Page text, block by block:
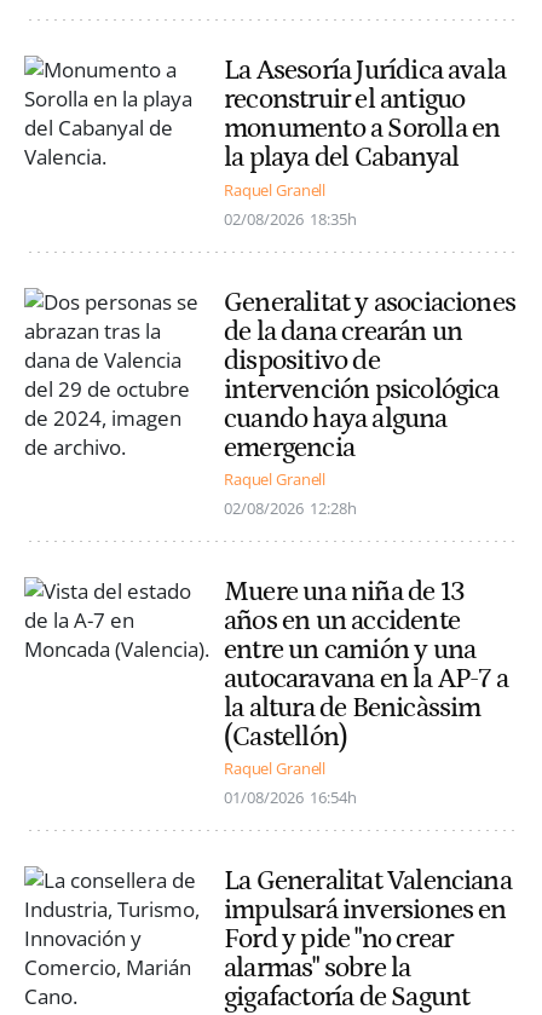
La Asesoría Jurídica avala
reconstruir el antiguo
monumento a Sorolla en
la playa del Cabanyal
Raquel Granell
02/08/2026 18:35h
Generalitat y asociaciones
de la dana crearán un
dispositivo de
intervención psicológica
cuando haya alguna
emergencia
Raquel Granell
02/08/2026 12:28h
Muere una niña de 13
años en un accidente
entre un camión y una
autocaravana en la AP-7 a
la altura de Benicàssim
(Castellón)
Raquel Granell
01/08/2026 16:54h
La Generalitat Valenciana
impulsará inversiones en
Ford y pide "no crear
alarmas" sobre la
gigafactoría de Sagunt